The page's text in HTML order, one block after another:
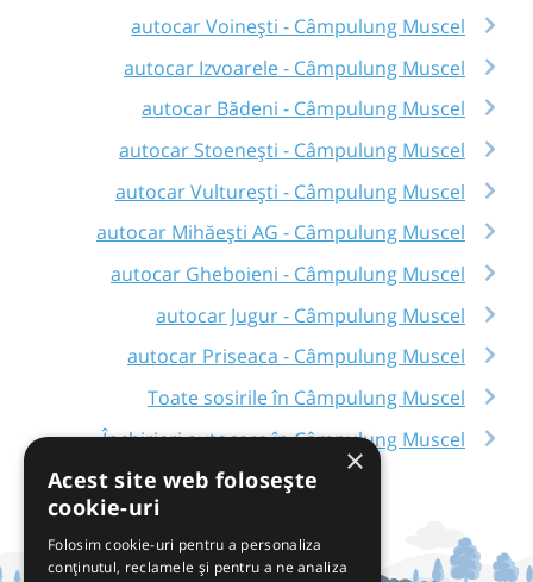
autocar Voinești - Câmpulung Muscel
autocar Izvoarele - Câmpulung Muscel
autocar Bădeni - Câmpulung Muscel
autocar Stoenești - Câmpulung Muscel
autocar Vulturești - Câmpulung Muscel
autocar Mihăești AG - Câmpulung Muscel
autocar Gheboieni - Câmpulung Muscel
autocar Jugur - Câmpulung Muscel
autocar Priseaca - Câmpulung Muscel
Toate sosirile în Câmpulung Muscel
Închirieri autocare în Câmpulung Muscel
×
Acest site web folosește
cookie-uri
Folosim cookie-uri pentru a personaliza
conținutul, reclamele și pentru a ne analiza